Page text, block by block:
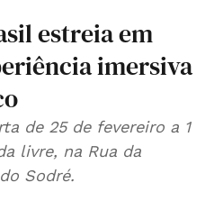
estreia em
imersiva
de 25 de fevereiro a 1
livre, na Rua da
Sodré.